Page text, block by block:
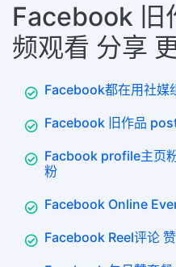
Facebook 旧
频观看 分享
Facebook都在用社媒
Facebook 旧作品
Facbook profile主页
粉
Facebook Online
Facebook Reel评论